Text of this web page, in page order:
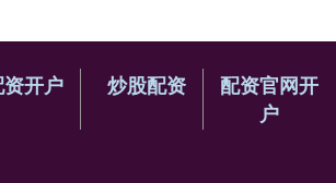
开户 炒股配资
配资官网开
户